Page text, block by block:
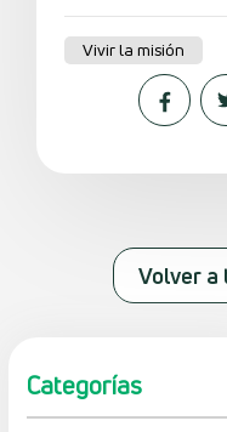
Vivir la misión
Volver a
Categorías